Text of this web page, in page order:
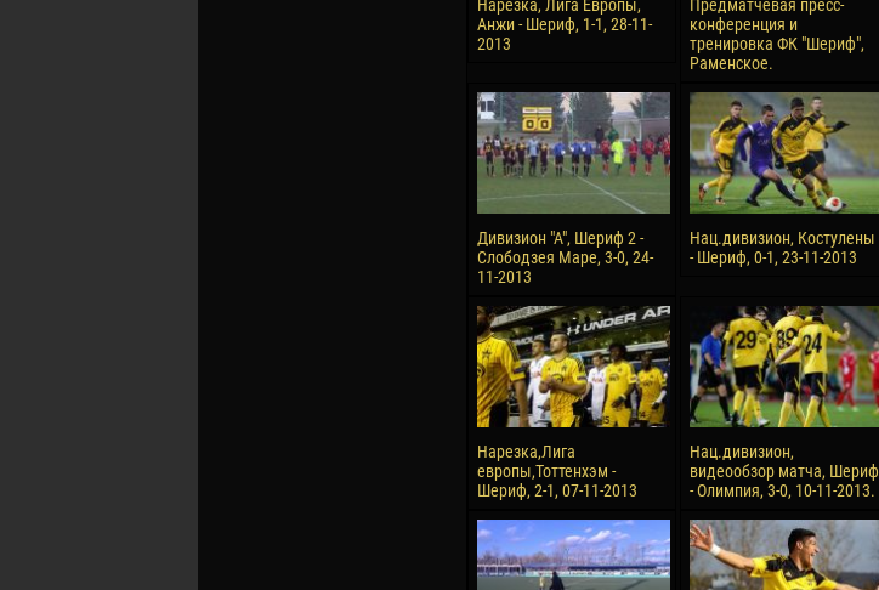
Нарезка, Лига Европы,
Анжи - Шериф, 1-1, 28-11-
2013
Предматчевая пресс-
конференция и
тренировка ФК "Шериф",
Раменское.
Дивизион "А", Шериф 2 -
Слободзея Маре, 3-0, 24-
11-2013
Нац.дивизион, Костулены
- Шериф, 0-1, 23-11-2013
Нарезка,Лига
европы,Тоттенхэм -
Шериф, 2-1, 07-11-2013
Нац.дивизион,
видеообзор матча, Шериф
- Олимпия, 3-0, 10-11-2013.